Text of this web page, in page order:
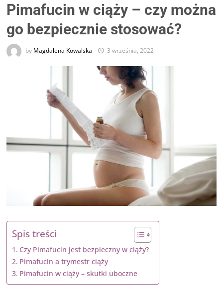
Pimafucin w ciąży – czy można
go bezpiecznie stosować?
by Magdalena Kowalska 3 września, 2022
Spis treści
Czy Pimafucin jest bezpieczny w ciąży?
Pimafucin a trymestr ciąży
Pimafucin w ciąży – skutki uboczne